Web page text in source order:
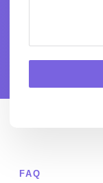
FAQ